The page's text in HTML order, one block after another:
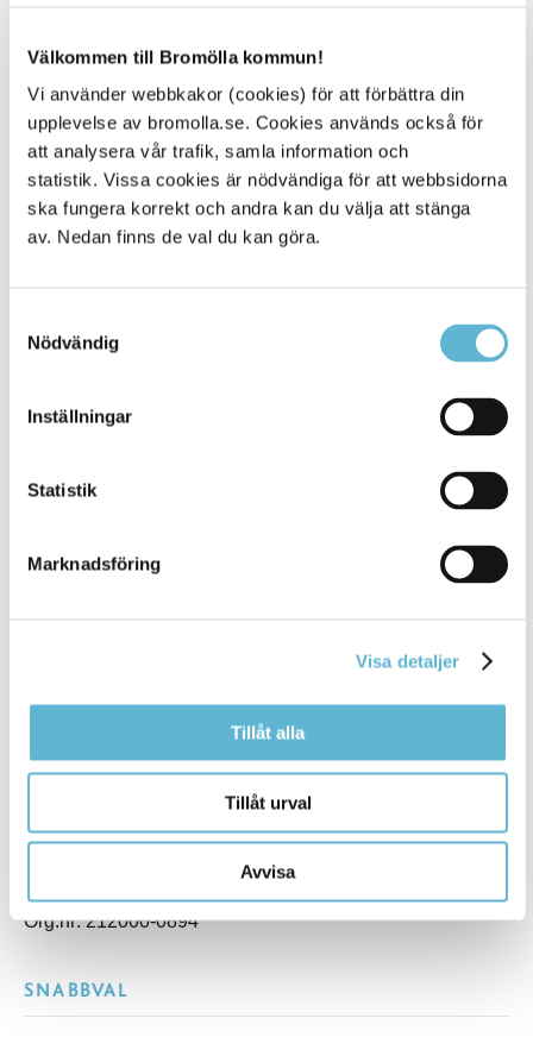
Välkommen till Bromölla kommun!
Vi använder webbkakor (cookies) för att förbättra din
upplevelse av bromolla.se. Cookies används också för
att analysera vår trafik, samla information och
statistik. Vissa cookies är nödvändiga för att webbsidorna
ska fungera korrekt och andra kan du välja att stänga
av. Nedan finns de val du kan göra.
Nödvändig
Inställningar
Statistik
Marknadsföring
Visa detaljer
Tillåt alla
Tillåt urval
Avvisa
också köpa enskilda biljetter eller få hjälp.
Skånetrafikens kundservice, 0771-77 77 77.
Så reser du med oss Skånetrafiken (skanetrafiken.se)
Webbadress
Org.nr: 212000-0894
SNABBVAL